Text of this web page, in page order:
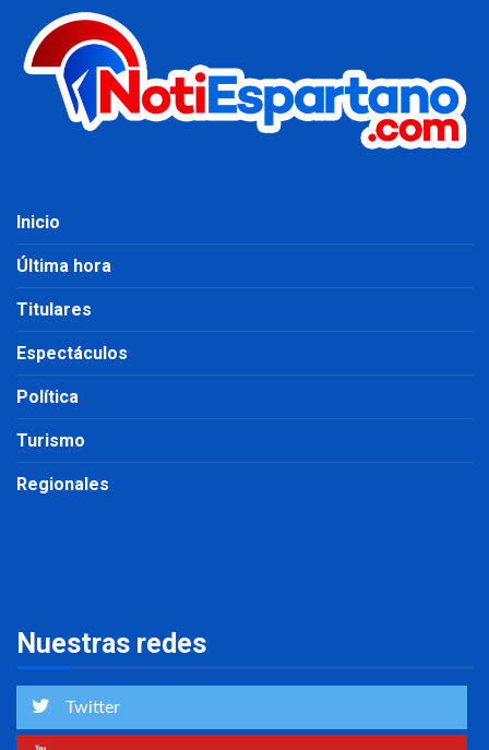
Inicio
Última hora
Titulares
Espectáculos
Política
Turismo
Regionales
Nuestras redes
Twitter